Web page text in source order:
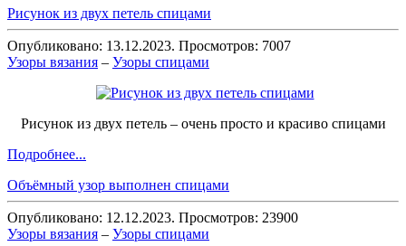
Рисунок из двух петель спицами
Опубликовано: 13.12.2023. Просмотров: 7007
Узоры вязания – Узоры спицами
Рисунок из двух петель – очень просто и красиво спицами
Подробнее...
Объёмный узор выполнен спицами
Опубликовано: 12.12.2023. Просмотров: 23900
Узоры вязания – Узоры спицами